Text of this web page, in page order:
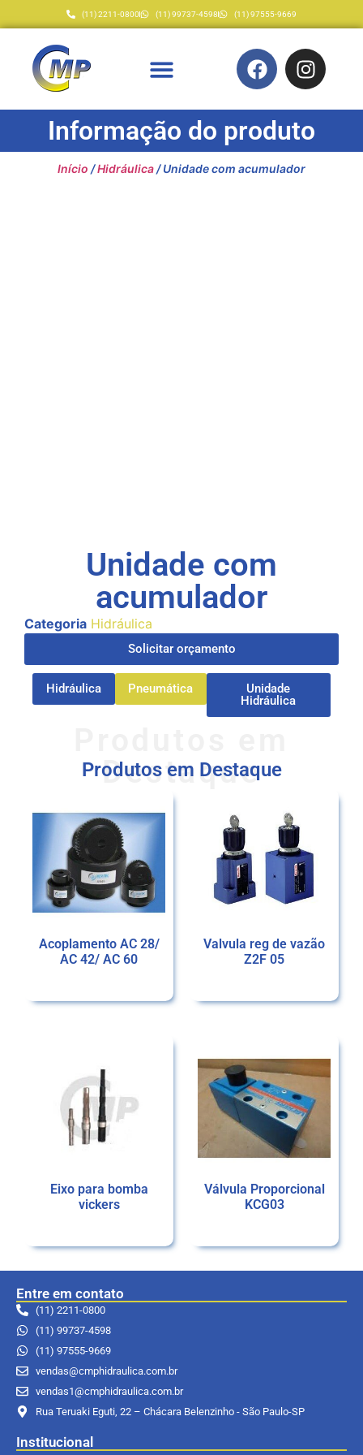
(11) 2211-0800 (11) 99737-4598 (11) 97555-9669
Informação do produto
Início /Hidráulica/ Unidade com acumulador
Unidade com
acumulador
Categoria Hidráulica
Solicitar orçamento
Hidráulica Pneumática
Unidade
Hidráulica
Destaque
Produtos em Destaque
Acoplamento AC 28/
AC 42/ AC 60
Valvula reg de vazão
Z2F 05
Eixo para bomba
vickers
Válvula Proporcional
KCG03
Entre em contato
(11) 2211-0800
(11) 99737-4598
(11) 97555-9669
vendas@cmphidraulica.com.br
vendas1@cmphidraulica.com.br
Rua Teruaki Eguti, 22 – Chácara Belenzinho - São Paulo-SP
Institucional